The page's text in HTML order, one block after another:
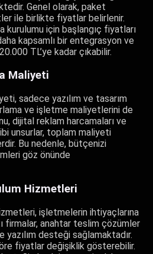
Genel olarak, paket
ile birlikte fiyatlar belirlenir.
kurulumu için başlangıç fiyatları
kapsamlı bir entegrasyon ve
TL’ye kadar çıkabilir.
Maliyeti
sadece yazılım ve tasarım
ve işletme maliyetlerini de
dijital reklam harcamaları ve
unsurlar, toplam maliyeti
Bu nedenle, bütçenizi
göz önünde
Hizmetleri
işletmelerin ihtiyaçlarına
firmalar, anahtar teslim çözümler
yazılım desteği sağlamaktadır.
fiyatlar değişiklik gösterebilir.